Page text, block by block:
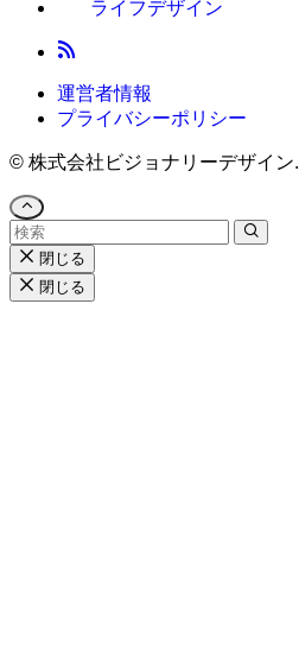
ライフデザイン
運営者情報
プライバシーポリシー
© 株式会社ビジョナリーデザイン.
閉じる
閉じる